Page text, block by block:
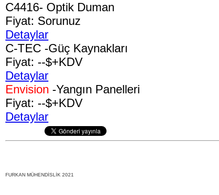
C4416- Optik Duman
Fiyat: Sorunuz
Detaylar
C-TEC -Güç Kaynakları
Fiyat: --$+KDV
Detaylar
Envision -Yangın Panelleri
Fiyat: --$+KDV
Detaylar
FURKAN MÜHENDİSLİK 2021